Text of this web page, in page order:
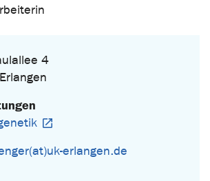
4
erlangen.de